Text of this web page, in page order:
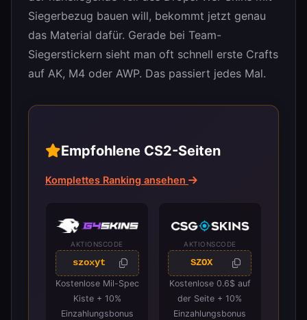
Siegerbezug bauen will, bekommt jetzt genau
das Material dafür. Gerade bei Team-
Siegerstickern sieht man oft schnell erste Crafts
auf AK, M4 oder AWP. Das passiert jedes Mal.
Empfohlene CS2-Seiten
Komplettes Ranking ansehen
AKTIONSCODE
szoxyt
Kostenlose Mil-Spec
Kiste + 10%
Einzahlungsbonus
AKTIONSCODE
SZOX
Kostenlose 0.6$ auf
der Seite + 10%
Einzahlungsbonus